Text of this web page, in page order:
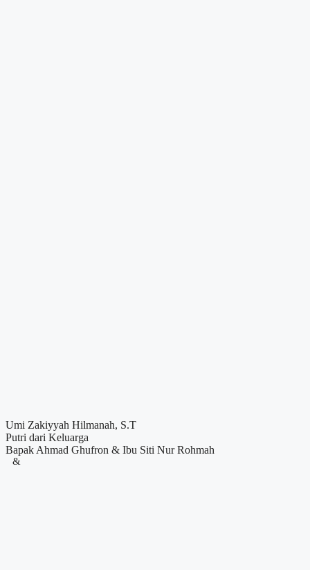
Umi Zakiyyah Hilmanah, S.T
Putri dari Keluarga
Bapak Ahmad Ghufron & Ibu Siti Nur Rohmah
&